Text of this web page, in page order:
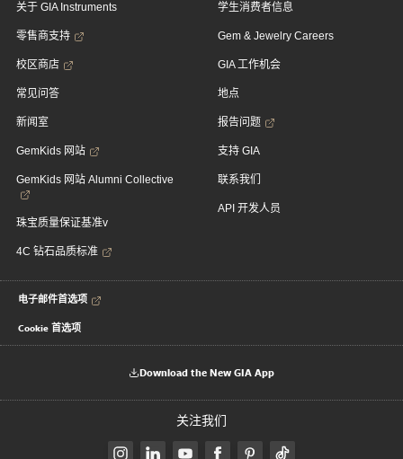
关于 GIA Instruments
零售商支持
校区商店
常见问答
新闻室
GemKids 网站
GemKids 网站 Alumni Collective
珠宝质量保证基准v
4C 钻石品质标准
学生消费者信息
Gem & Jewelry Careers
GIA 工作机会
地点
报告问题
支持 GIA
联系我们
API 开发人员
电子邮件首选项
Cookie 首选项
Download the New GIA App
关注我们